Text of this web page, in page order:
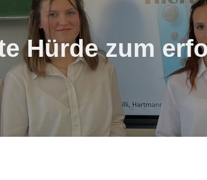
Hürde zum